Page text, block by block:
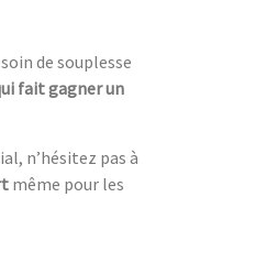
de souplesse
fait gagner un
n’hésitez pas à
même pour les